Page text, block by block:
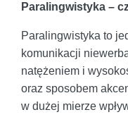
Paralingwistyka –
Paralingwistyka to
komunikacji
natężeniem i
oraz sposobem
w dużej mierze